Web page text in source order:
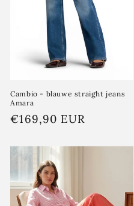
Cambio - blauwe straight jeans
Amara
Normale
€169,90 EUR